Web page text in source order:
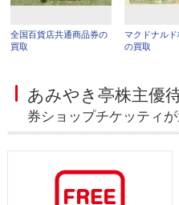
全国百貨店共通商品券の
買取
マクドナル
の買取
あみやき亭株主優
券ショップチケッティ